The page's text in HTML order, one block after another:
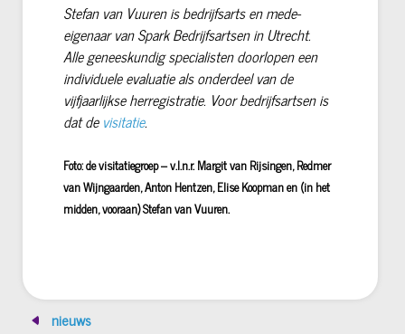
Stefan van Vuuren is bedrijfsarts en mede-
eigenaar van Spark Bedrijfsartsen in Utrecht.
Alle geneeskundig specialisten doorlopen een
individuele evaluatie als onderdeel van de
vijfjaarlijkse herregistratie. Voor bedrijfsartsen is
dat devisitatie.
Foto: de visitatiegroep – v.l.n.r. Margit van Rijsingen, Redmer
van Wijngaarden, Anton Hentzen, Elise Koopman en (in het
midden, vooraan) Stefan van Vuuren.
nieuws